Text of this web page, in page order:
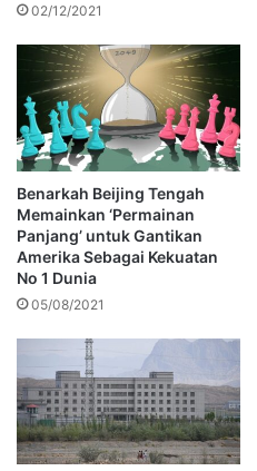
02/12/2021
Benarkah Beijing Tengah
Memainkan ‘Permainan
Panjang’ untuk Gantikan
Amerika Sebagai Kekuatan
No 1 Dunia
05/08/2021